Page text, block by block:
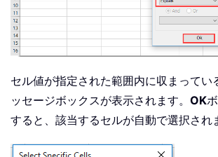
セル値が指定された範囲内に収まってい
ッセージボックスが表示されます。 OK
すると、該当するセルが自動で選択され